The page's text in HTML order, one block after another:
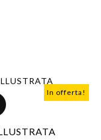
In offerta!